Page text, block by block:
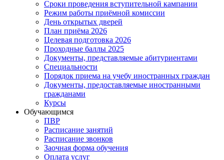
Сроки проведения вступительной кампании
Режим работы приёмной комиссии
День открытых дверей
План приёма 2026
Целевая подготовка 2026
Проходные баллы 2025
Документы, представляемые абитуриентами
Специальности
Порядок приема на учебу иностранных граждан
Документы, предоставляемые иностранными
гражданами
Курсы
Обучающимся
ПВР
Расписание занятий
Расписание звонков
Заочная форма обучения
Оплата услуг